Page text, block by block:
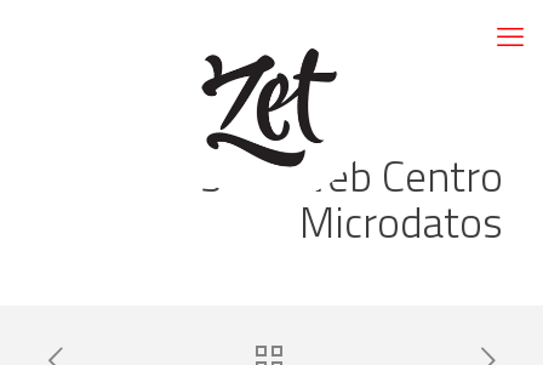
Sitio Web Centro
Microdatos